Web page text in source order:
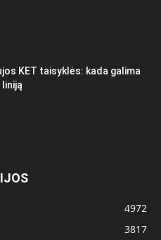
KET taisyklės: kada galima
4972
3817